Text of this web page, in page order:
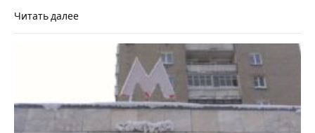
Читать далее